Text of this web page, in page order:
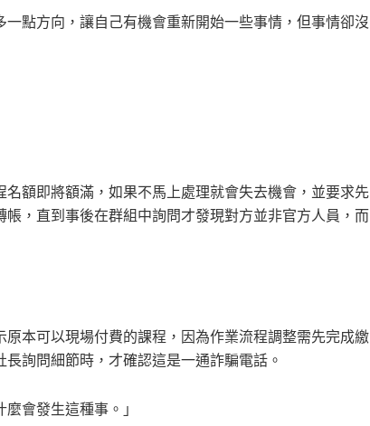
點方向，讓自己有機會重新開始一些事情，但事情卻沒
額即將額滿，如果不馬上處理就會失去機會，並要求先
，直到事後在群組中詢問才發現對方並非官方人員，而
本可以現場付費的課程，因為作業流程調整需先完成繳
詢問細節時，才確認這是一通詐騙電話。
會發生這種事。」